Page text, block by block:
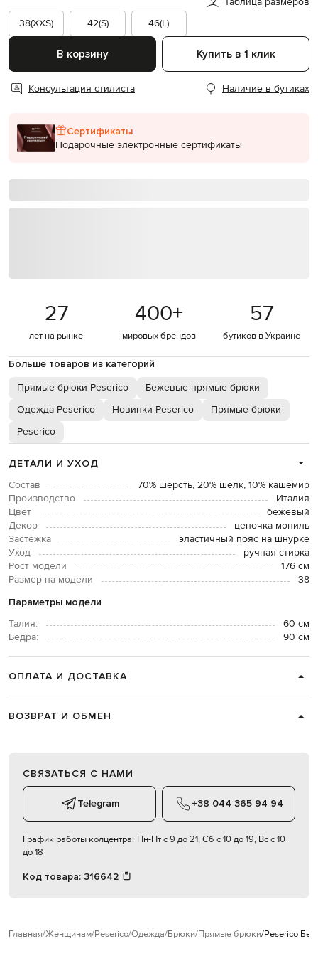
38(XXS)
42(S) 46(L)
В корзину Купить в 1 клик
Консультация стилиста Наличие в бутиках
Сертификаты
Подарочные электронные сертификаты
27
лет на рынке
400+
мировых брендов
57
бутиков в Украине
Больше товаров из категорий
Прямые брюки Peserico
Бежевые прямые брюки
Одежда Peserico
Новинки Peserico
Прямые брюки
Peserico
ДЕТАЛИ И УХОД
Состав
70% шерсть, 20% шелк, 10% кашемир
Производство
Италия
Цвет
бежевый
Декор
цепочка мониль
Застежка
эластичный пояс на шнурке
Уход
ручная стирка
Рост модели
176 см
Размер на модели
38
Параметры модели
Талия:
60 см
Бедра:
90 см
ОПЛАТА И ДОСТАВКА
ВОЗВРАТ И ОБМЕН
СВЯЗАТЬСЯ С НАМИ
Telegram +38 044 365 94 94
График работы колцентра: Пн-Пт с 9 до 21, Сб с 10 до 19, Вс с 10
до 18
Код товара: 316642
Главная Женщинам Peserico Одежда Брюки Прямые брюки Peserico